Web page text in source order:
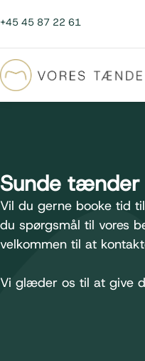
+45 45 87 22 61
Sunde tænder
Vil du gerne booke tid
du spørgsmål til vores
velkommen til at
Vi glæder os til at give